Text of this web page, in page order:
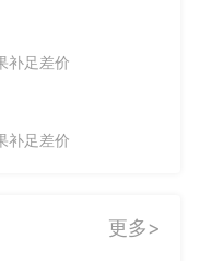
补足差价
补足差价
更多>